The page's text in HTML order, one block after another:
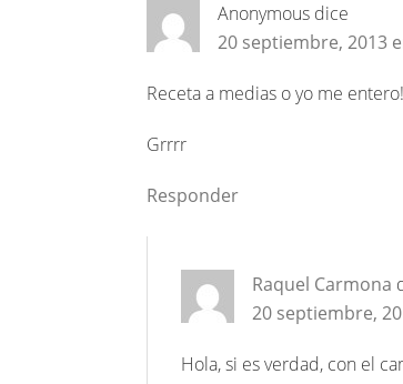
Anonymous dice
20 septiembre, 2013
Receta a medias o yo me
Grrrr
Responder
Raquel Carmona
20 septiembre,
Hola, si es verdad, con el